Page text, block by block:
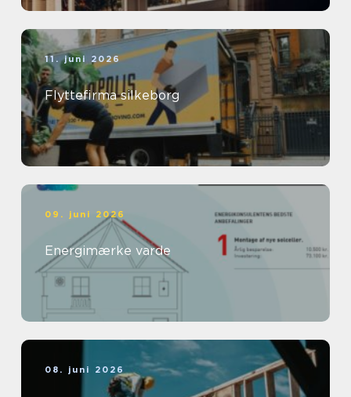
11. juni 2026
Flyttefirma silkeborg
09. juni 2026
Energimærke varde
08. juni 2026